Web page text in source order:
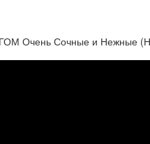
Очень Сочные и Нежные